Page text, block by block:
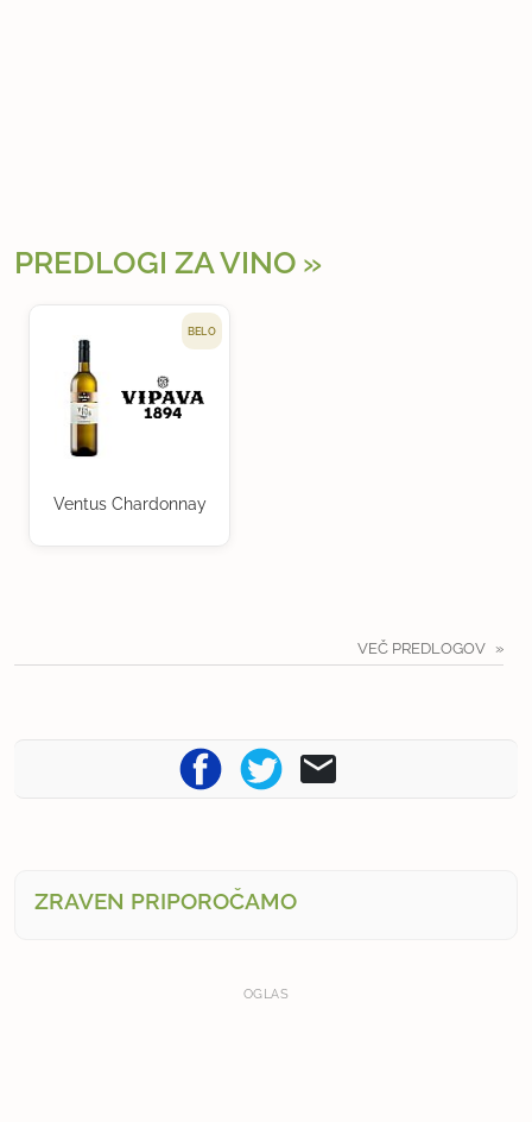
PREDLOGI ZA VINO
BELO
Ventus Chardonnay
VEČ PREDLOGOV
ZRAVEN PRIPOROČAMO
OGLAS